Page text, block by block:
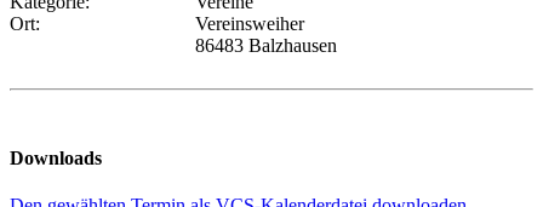
Ort:
Vereinsweiher
86483 Balzhausen
Downloads